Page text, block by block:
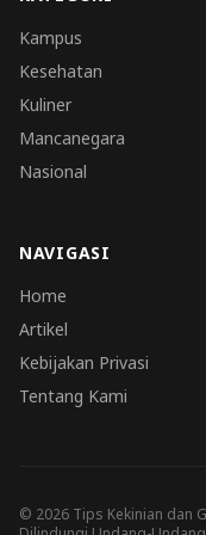
Kampus
Kesehatan
Kuliner
Mancanegara
Nasional
NAVIGASI
Home
Artikel
Kebijakan Privasi
Tentang Kami
© 2026 Tips Kekinian dan